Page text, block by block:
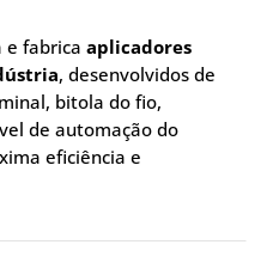
e fabricaaplicadores
, desenvolvidos de
bitola do fio,
de automação do
eficiência e